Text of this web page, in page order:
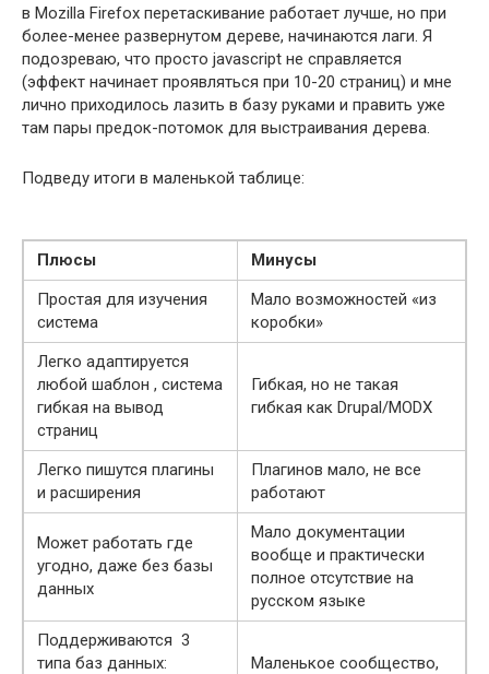
в Mozilla Firefox перетаскивание работает лучше, но при
более-менее развернутом дереве, начинаются лаги. Я
подозреваю, что просто javascript не справляется
(эффект начинает проявляться при 10-20 страниц) и мне
лично приходилось лазить в базу руками и править уже
там пары предок-потомок для выстраивания дерева.
Подведу итоги в маленькой таблице:
Плюсы
Минусы
Простая для изучения
система
Мало возможностей «из
коробки»
Легко адаптируется
любой шаблон , система
гибкая на вывод
страниц
Гибкая, но не такая
гибкая как Drupal/MODX
Легко пишутся плагины
и расширения
Плагинов мало, не все
работают
Может работать где
угодно, даже без базы
данных
Мало документации
вообще и практически
полное отсутствие на
русском языке
Поддерживаются 3
типа баз данных:
Маленькое сообщество,